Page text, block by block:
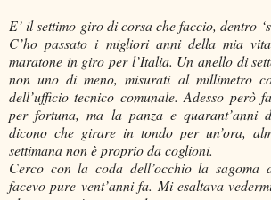
E’ il settimo giro di corsa che faccio, dentro
C’ho passato i migliori anni della mia
maratone in giro per l’Italia. Un anello di
non uno di meno, misurati al millimetro
dell’ufficio tecnico comunale. Adesso però
per fortuna, ma la panza e quarant’anni
dicono che girare in tondo per un’ora,
settimana non è proprio da coglioni.
Cerco con la coda dell’occhio la sagoma
facevo pure vent’anni fa. Mi esaltava